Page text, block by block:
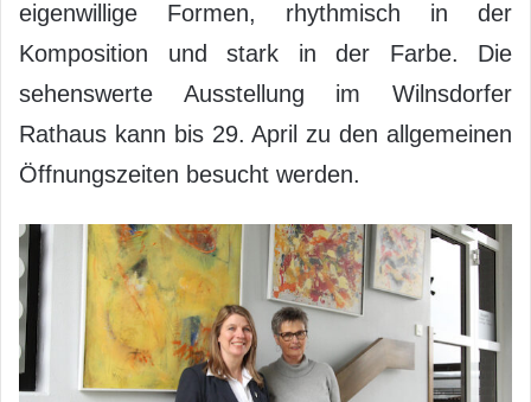
eigenwillige Formen, rhythmisch in der
Komposition und stark in der Farbe. Die
sehenswerte Ausstellung im Wilnsdorfer
Rathaus kann bis 29. April zu den allgemeinen
Öffnungszeiten besucht werden.